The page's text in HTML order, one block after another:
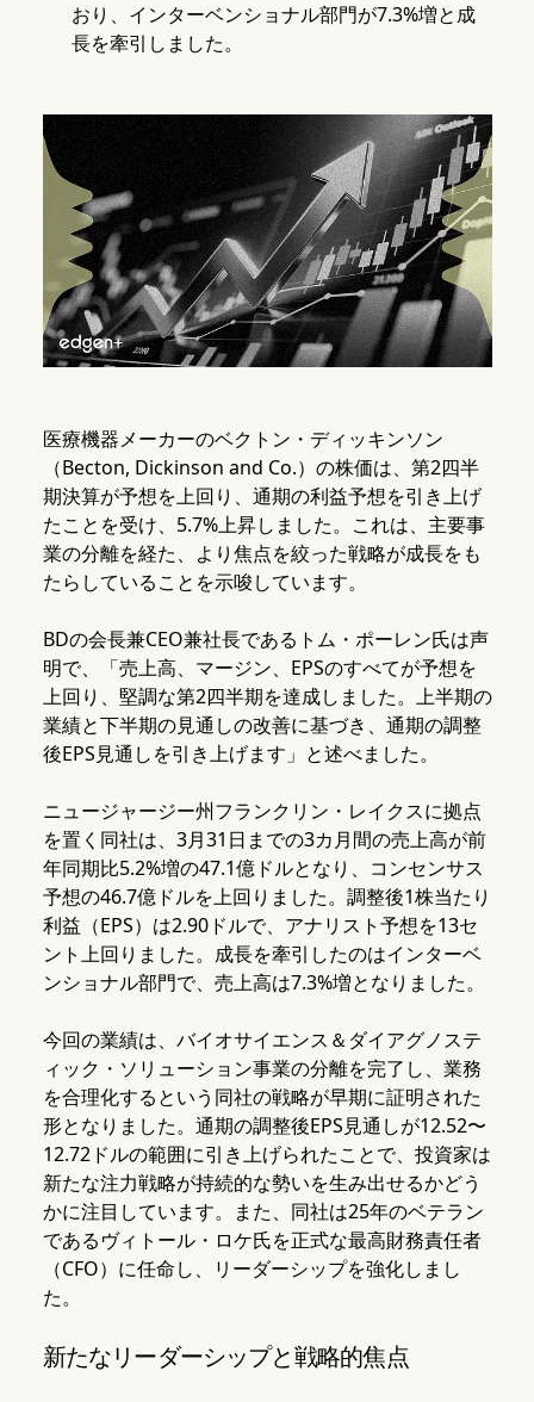
おり、インターベンショナル部門が7.3%増と成
長を牽引しました。
医療機器メーカーのベクトン・ディッキンソン
（Becton, Dickinson and Co.）の株価は、第2四半
期決算が予想を上回り、通期の利益予想を引き上げ
たことを受け、5.7%上昇しました。これは、主要事
業の分離を経た、より焦点を絞った戦略が成長をも
たらしていることを示唆しています。
BDの会長兼CEO兼社長であるトム・ポーレン氏は声
明で、「売上高、マージン、EPSのすべてが予想を
上回り、堅調な第2四半期を達成しました。上半期の
業績と下半期の見通しの改善に基づき、通期の調整
後EPS見通しを引き上げます」と述べました。
ニュージャージー州フランクリン・レイクスに拠点
を置く同社は、3月31日までの3カ月間の売上高が前
年同期比5.2%増の47.1億ドルとなり、コンセンサス
予想の46.7億ドルを上回りました。調整後1株当たり
利益（EPS）は2.90ドルで、アナリスト予想を13セ
ント上回りました。成長を牽引したのはインターベ
ンショナル部門で、売上高は7.3%増となりました。
今回の業績は、バイオサイエンス＆ダイアグノステ
ィック・ソリューション事業の分離を完了し、業務
を合理化するという同社の戦略が早期に証明された
形となりました。通期の調整後EPS見通しが12.52〜
12.72ドルの範囲に引き上げられたことで、投資家は
新たな注力戦略が持続的な勢いを生み出せるかどう
かに注目しています。また、同社は25年のベテラン
であるヴィトール・ロケ氏を正式な最高財務責任者
（CFO）に任命し、リーダーシップを強化しまし
た。
新たなリーダーシップと戦略的焦点